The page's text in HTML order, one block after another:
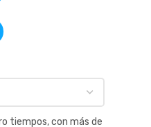
tiempos, con más de